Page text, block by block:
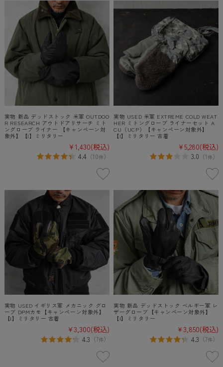
実物 新品 デッドストック 米軍 OUTDOO
R RESEARCH アウトドアリサーチ ミト
ングローブ ライナー 【キャンペーン対
象外】【I】ミリタリー
¥1,430(税込)
4.4（10件）
実物 USED 米軍 EXTREME COLD WEAT
HER ミトングローブ ライナーセット A
CU（UCP）【キャンペーン対象外】
【I】ミリタリー 古着
¥5,280(税込)
3.0 （1件）
実物 USED イギリス軍 メカニック グロ
ーブ DPMカモ【キャンペーン対象外】
【I】ミリタリー 古着
¥3,300(税込)
4.3 （7件）
実物 新品 デッドストック ベルギー軍 レ
ザーグローブ【キャンペーン対象外】
【I】ミリタリー
¥3,850(税込)
4.3 （7件）